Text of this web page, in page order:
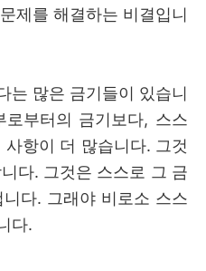
제를 해결하는 비결입니
는 많은 금기들이 있습니
로부터의 금기보다, 스스
사항이 더 많습니다. 그것
다. 그것은 스스로 그 금
다. 그래야 비로소 스스
다.